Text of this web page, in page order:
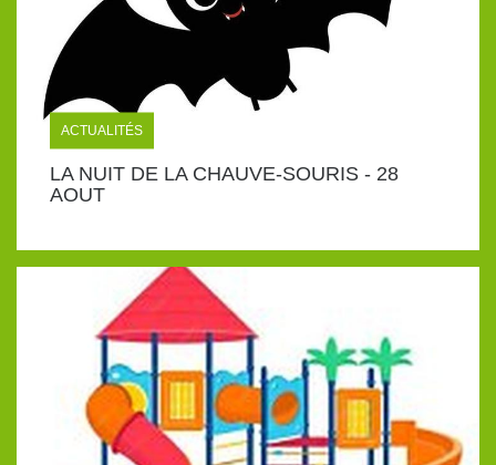
ACTUALITÉS
LA NUIT DE LA CHAUVE-SOURIS - 28
AOUT